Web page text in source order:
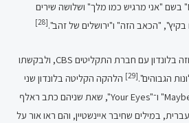
עברית לשיר "Mellow Yellow" בשם "אני מרגיש כמו מלך" ושלושה שירים
"הכאב הזה" ו"ירושלים של זהב".[28]
באותה תקופה השיג קראוס חוזה בלונדון עם חברת התקליטים CBS, ולבקשתו
הגבוהים".[29]
הלהקה הקליטה בלונדון שני
שירים באנגלית: "Maybe Someday" ו־"Your Eyes", שאת שניהם כתב ראלף
במילים שחיבר איינשטיין, והם ראו אור על